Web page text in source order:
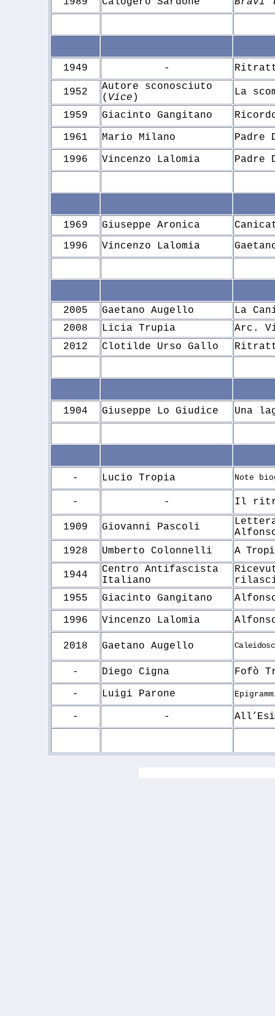
1949 -
1952
Autore sconosciuto
( Vice ) La
1959 Giacinto Gangitano
1961
Mario Milano
Padre
1996
Vincenzo Lalomia Padre
1969 Giuseppe Aronica
1996
Vincenzo Lalomia
2005 Gaetano Augello
La
2008
Licia Trupia
Arc.
2012
Clotilde Urso Gallo
1904 Giuseppe Lo Giudice Una
- Lucio Tropia Note
- - Il
1909 Giovanni Pascoli
1928
Umberto Colonnelli A
1944
Centro Antifascista
Italiano
1955
Giacinto Gangitano
1996
Vincenzo Lalomia
2018 Gaetano Augello
- Diego Cigna
Fofò
-
Luigi Parone
- -